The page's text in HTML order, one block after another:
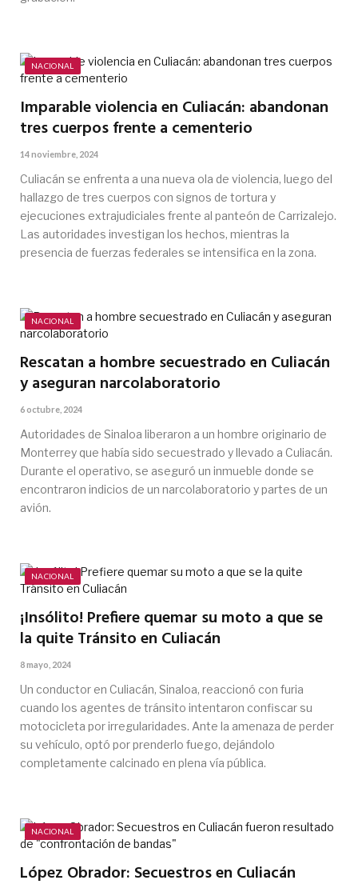
NACIONAL
Imparable violencia en Culiacán: abandonan
tres cuerpos frente a cementerio
14 noviembre, 2024
Culiacán se enfrenta a una nueva ola de violencia, luego del
hallazgo de tres cuerpos con signos de tortura y
ejecuciones extrajudiciales frente al panteón de Carrizalejo.
Las autoridades investigan los hechos, mientras la
presencia de fuerzas federales se intensifica en la zona.
NACIONAL
Rescatan a hombre secuestrado en Culiacán
y aseguran narcolaboratorio
6 octubre, 2024
Autoridades de Sinaloa liberaron a un hombre originario de
Monterrey que había sido secuestrado y llevado a Culiacán.
Durante el operativo, se aseguró un inmueble donde se
encontraron indicios de un narcolaboratorio y partes de un
avión.
NACIONAL
¡Insólito! Prefiere quemar su moto a que se
la quite Tránsito en Culiacán
8 mayo, 2024
Un conductor en Culiacán, Sinaloa, reaccionó con furia
cuando los agentes de tránsito intentaron confiscar su
motocicleta por irregularidades. Ante la amenaza de perder
su vehículo, optó por prenderlo fuego, dejándolo
completamente calcinado en plena vía pública.
NACIONAL
López Obrador: Secuestros en Culiacán